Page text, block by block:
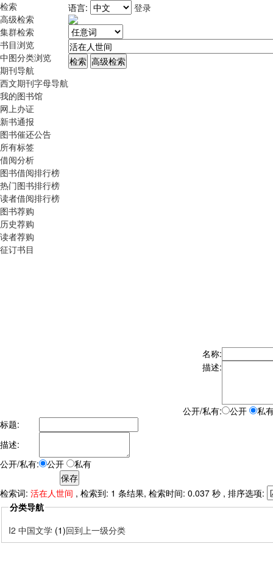
检索
高级检索
集群检索
书目浏览
中图分类浏览
期刊导航
西文期刊字母导航
我的图书馆
网上办证
新书通报
图书催还公告
所有标签
借阅分析
图书借阅排行榜
热门图书排行榜
读者借阅排行榜
图书荐购
历史荐购
读者荐购
征订书目
语言: 登录
名称:
描述:
公开/私有: 公开
私
标题:
描述:
公开/私有:
公开 私有
检索词: 活在人世间 , 检索到: 1 条结果, 检索时间: 0.037 秒 , 排序选项:
分类导航
I2 中国文学 (1)回到上一级分类